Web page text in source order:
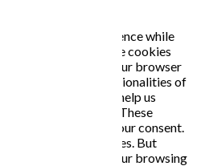
improve your experience while
Out of these, the cookies
are stored on your browser
working of basic functionalities of
party cookies that help us
you use this website. These
browser only with your consent.
out of these cookies. But
cookies may affect your browsing